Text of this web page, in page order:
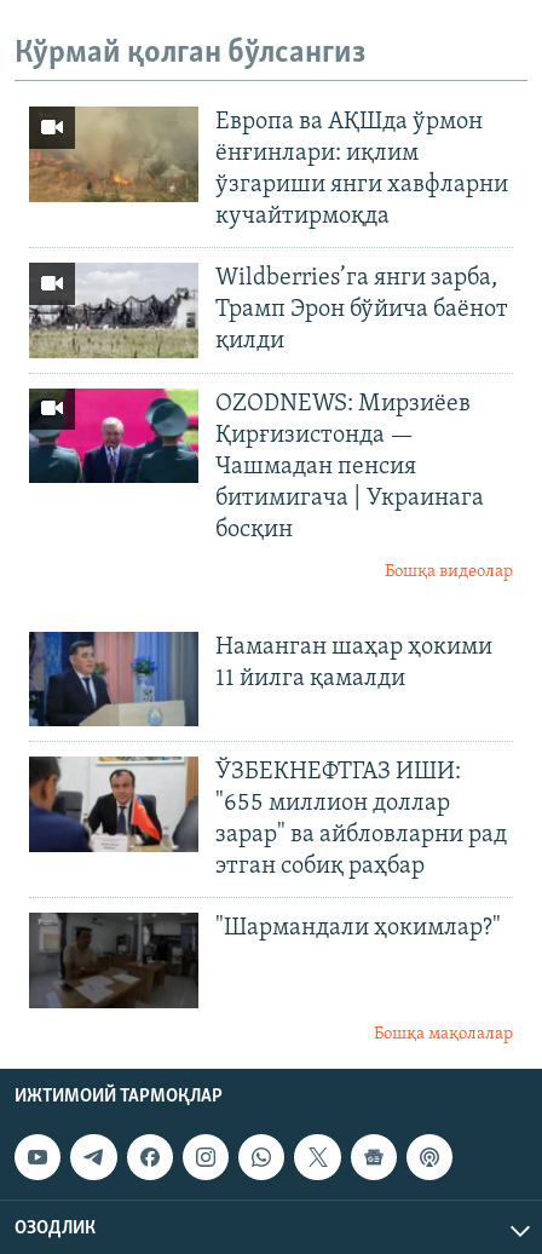
Кўрмай қолган бўлсангиз
Европа ва АҚШда ўрмон
ёнғинлари: иқлим
ўзгариши янги хавфларни
кучайтирмоқда
Wildberries’га янги зарба,
Трамп Эрон бўйича баёнот
қилди
OZODNEWS: Мирзиёев
Қирғизистонда —
Чашмадан пенсия
битимигача | Украинага
босқин
Бошқа видеолар
Наманган шаҳар ҳокими
11 йилга қамалди
ЎЗБЕКНЕФТГАЗ ИШИ:
"655 миллион доллар
зарар" ва айбловларни рад
этган собиқ раҳбар
"Шармандали ҳокимлар?"
Бошқа мақолалар
ИЖТИМОИЙ ТАРМОҚЛАР
ОЗОДЛИК